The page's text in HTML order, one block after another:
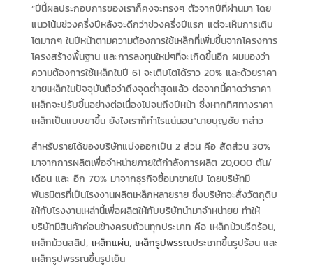
“ปีนี้ผลประกอบการของเราก็คงจะทรงๆ ตัวจากปีที่ผ่านมา โดย
แนวโน้มช่วงครึ่งปีหลังจะดีกว่าช่วงครึ่งปีแรก แต่จะเห็นการเติบ
โตมากๆ ในปีหน้าตามความต้องการใช้เหล็กที่เพิ่มขึ้นจากโครงการ
โครงสร้างพื้นฐาน และการลงทุนใหม่ๆที่จะเกิดขึ้นอีก ผมมองว่า
ความต้องการใช้เหล็กในปี 61 จะเติบโตได้ราว 20% และด้วยราคา
ขายเหล็กในปัจจุบันถือว่าถึงจุดต่ำสุดแล้ว ต่อจากนี้คาดว่าราคา
เหล็กจะปรับขึ้นอย่างต่อเนื่องไปจนถึงปีหน้า ซึ่งหากทิศทางราคา
เหล็กเป็นแบบขาขึ้น ยังไงเราก็กำไรแน่นอน”นายบุญชัย กล่าว
สำหรับรายได้ของบริษัทแบ่งออกเป็น 2 ส่วน คือ สัดส่วน 30%
มาจากการผลิตเพื่อจำหน่ายภายใต้กำลังการผลิต 20,000 ตัน/
เดือน และ อีก 70% มาจากธุรกิจซื้อมาขายไป โดยบริษัทมี
พันธมิตรที่เป็นโรงงานผลิตเหล็กหลายราย ซึ่งบริษัทจะสั่งวัตถุดิบ
ให้กับโรงงานเหล่านี้เพื่อผลิตให้กับบริษัทนำมาจำหน่ายย ทำให้
บริษัทมีสินค้าค่อนข้างครบถ้วนทุกประเภท คือ เหล็กม้วนรีดร้อน,
เหล็กม้วนสลิป, เหล็กแผ่น, เหล็กรูปพรรณประเภทขึ้นรูปร้อน และ
เหล็กรูปพรรณขึ้นรูปเย็น